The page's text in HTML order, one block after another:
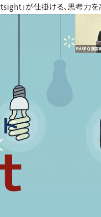
」が仕掛ける、思考力